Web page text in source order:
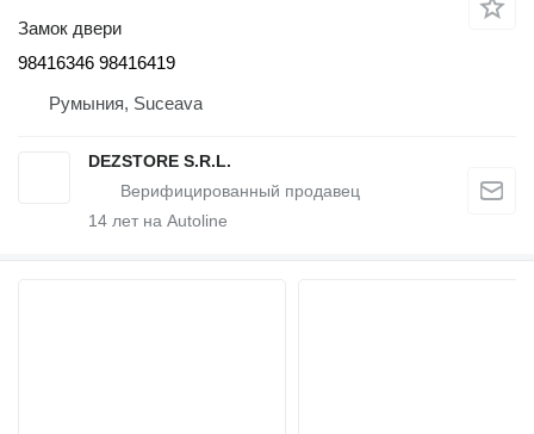
Замок двери
98416346 98416419
Румыния, Suceava
DEZSTORE S.R.L.
14 лет на Autoline